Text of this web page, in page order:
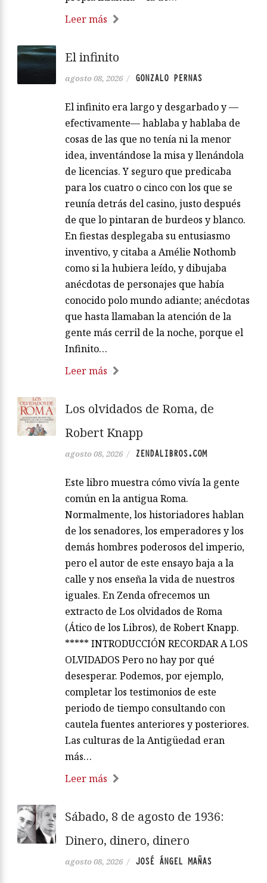
Leer más
El infinito
agosto 08, 2026 / GONZALO PERNAS
El infinito era largo y desgarbado y —
efectivamente— hablaba y hablaba de
cosas de las que no tenía ni la menor
idea, inventándose la misa y llenándola
de licencias. Y seguro que predicaba
para los cuatro o cinco con los que se
reunía detrás del casino, justo después
de que lo pintaran de burdeos y blanco.
En fiestas desplegaba su entusiasmo
inventivo, y citaba a Amélie Nothomb
como si la hubiera leído, y dibujaba
anécdotas de personajes que había
conocido polo mundo adiante; anécdotas
que hasta llamaban la atención de la
gente más cerril de la noche, porque el
Infinito…
Leer más
Los olvidados de Roma, de
Robert Knapp
agosto 08, 2026 / ZENDALIBROS.COM
Este libro muestra cómo vivía la gente
común en la antigua Roma.
Normalmente, los historiadores hablan
de los senadores, los emperadores y los
demás hombres poderosos del imperio,
pero el autor de este ensayo baja a la
calle y nos enseña la vida de nuestros
iguales. En Zenda ofrecemos un
extracto de Los olvidados de Roma
(Ático de los Libros), de Robert Knapp.
***** INTRODUCCIÓN RECORDAR A LOS
OLVIDADOS Pero no hay por qué
desesperar. Podemos, por ejemplo,
completar los testimonios de este
periodo de tiempo consultando con
cautela fuentes anteriores y posteriores.
Las culturas de la Antigüedad eran
más…
Leer más
Sábado, 8 de agosto de 1936:
Dinero, dinero, dinero
agosto 08, 2026 / JOSÉ ÁNGEL MAÑAS